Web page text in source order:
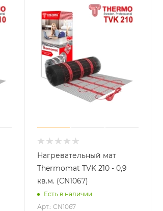
Нагревательный мат
Thermomat TVK 210 - 0,9
кв.м. (CN1067)
Есть в наличии
Арт.: CN1067